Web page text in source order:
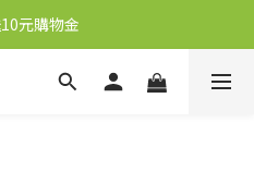
元購物金
元購物金
膏1盒，價值59元